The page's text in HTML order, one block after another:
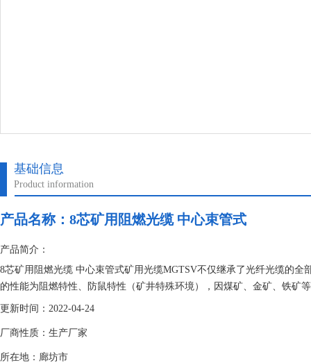
基础信息
Product information
产品名称： 8芯矿用阻燃光缆 中心束管式
产品简介：
8芯矿用阻燃光缆 中心束管式矿用光缆MGTSV不仅继承了光纤光缆的
的性能为阻燃特性、防鼠特性（矿井特殊环境），因煤矿、金矿、铁矿
通，减少损失，国家有关部门强制要求用于煤矿的所有产品，也包括通
更新时间：2022-04-24
厂商性质：生产厂家
所在地：廊坊市